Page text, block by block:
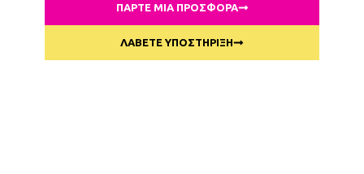
ΠΑΡΤΕ ΜΙΑ ΠΡΟΣΦΟΡΑ
ΛΑΒΕΤΕ ΥΠΟΣΤΗΡΙΞΗ